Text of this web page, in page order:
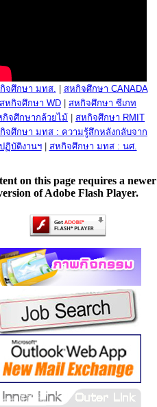
จศึกษา มทส.
สหกิจศึกษา CANADA
สหกิจศึกษา WD
สหกิจศึกษา ซีเกท
กิจศึกษากล้วยไม้
สหกิจศึกษา RMIT
จศึกษา มทส : ความรู้สึกหลังกลับจาก
ปฏิบัติงานฯ| สหกิจศึกษา มทส : นศ.
on this page requires a newer
of Adobe Flash Player.